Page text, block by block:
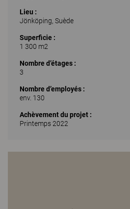
Lieu :
Jönköping, Suède
Superficie :
1 300 m2
Nombre d’étages :
3
Nombre d’employés :
env. 130
Achèvement du projet :
Printemps 2022